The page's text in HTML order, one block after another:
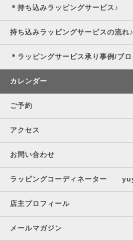
＊持ち込みラッピングサービス♪
持ち込みラッピングサービスの流れ♪
＊ラッピングサービス承り事例/ブ
カレンダー
ご予約
アクセス
お問い合わせ
ラッピングコーディネーター
店主プロフィール
メールマガジン